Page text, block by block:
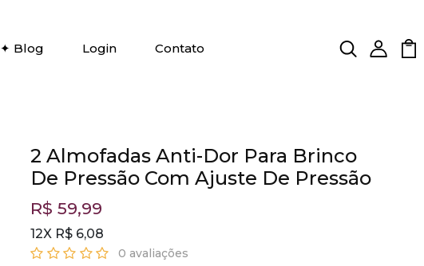
✦ Blog Login Contato
2 Almofadas Anti-Dor Para Brinco
De Pressão Com Ajuste De Pressão
R$ 59,99
12X R$ 6,08
0 avaliações